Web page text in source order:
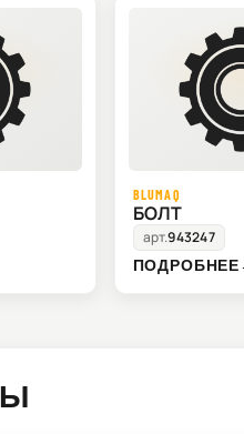
BLUMAQ
БОЛТ
арт.943247
ПОДРОБНЕЕ